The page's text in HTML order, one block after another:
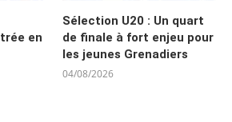
en
Sélection U20 : Un quart
de finale à fort enjeu pour
les jeunes Grenadiers
04/08/2026